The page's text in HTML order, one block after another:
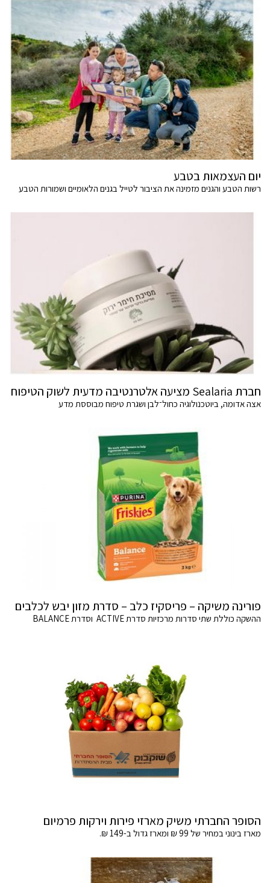
יום העצמאות בטבע
רשות הטבע והגנים מזמינה את הציבור לטייל בגנים הלאומיים ושמורות הטבע
חברת Sealaria מציעה אלטרנטיבה מדעית לשוק הטיפוח
אצה אדומה, ביוטכנולוגיה כחול־לבן ושגרת טיפוח מבוססת מדע
פורינה משיקה – פריסקיז כלב – סדרת מזון יבש לכלבים
ההשקה כוללת שתי סדרות מרכזיות סדרת ACTIVE וסדרת BALANCE
הסופר החברתי משיק מארזי פירות וירקות פרמיום
מארז בינוני במחיר של 99 ₪ ומארז גדול ב-149 ₪.